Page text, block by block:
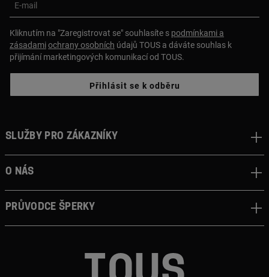
E-mail
Kliknutím na "Zaregistrovat se" souhlasíte s podmínkami a
zásadamiochrany osobních údajů TOUS a dáváte souhlas k
přijímání marketingových komunikací od TOUS.
Přihlásit se k odběru
Služby pro zákazníky
O nás
Průvodce šperky